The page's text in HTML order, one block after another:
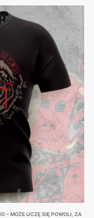
– MOŻE UCZĘ SIĘ POWOLI, ZA